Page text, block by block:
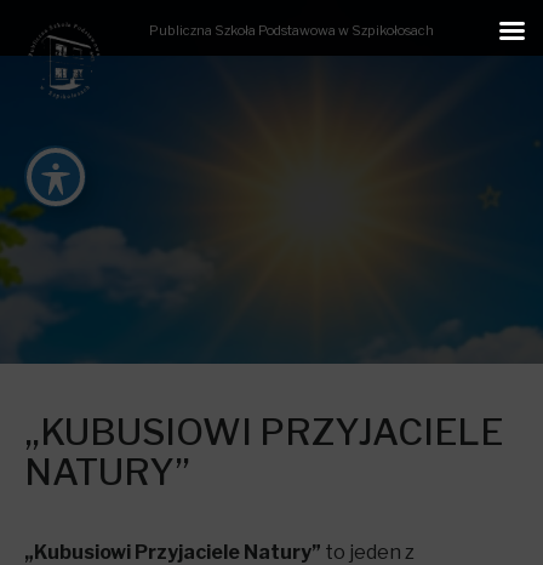
Publiczna Szkoła Podstawowa w Szpikołosach
„KUBUSIOWI PRZYJACIELE
NATURY”
„Kubusiowi Przyjaciele Natury” to jeden z